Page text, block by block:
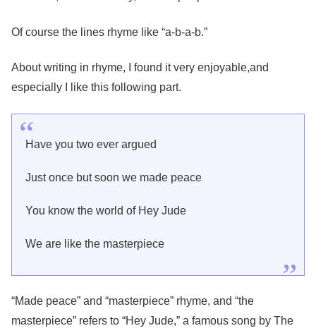
Of course the lines rhyme like “a-b-a-b.”
About writing in rhyme, I found it very enjoyable,and
especially I like this following part.
Have you two ever argued
Just once but soon we made peace
You know the world of Hey Jude
We are like the masterpiece
“Made peace” and “masterpiece” rhyme, and “the
masterpiece” refers to “Hey Jude,” a famous song by The